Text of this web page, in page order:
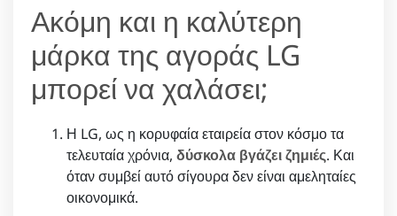
Ακόμη και η καλύτερη
μάρκα της αγοράς LG
μπορεί να χαλάσει;
Η LG, ως η κορυφαία εταιρεία στον κόσμο τα
τελευταία χρόνια, δύσκολα βγάζει ζημιές. Και
όταν συμβεί αυτό σίγουρα δεν είναι αμεληταίες
οικονομικά.